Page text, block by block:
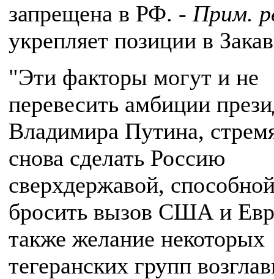
запрещена в РФ. - Прим.
укрепляет позиции в
"Эти факторы могут и не
перевесить амбиции
Владимира Путина,
снова сделать Россию
сверхдержавой,
бросить вызов США и
также желание некоторых
тегеранских групп